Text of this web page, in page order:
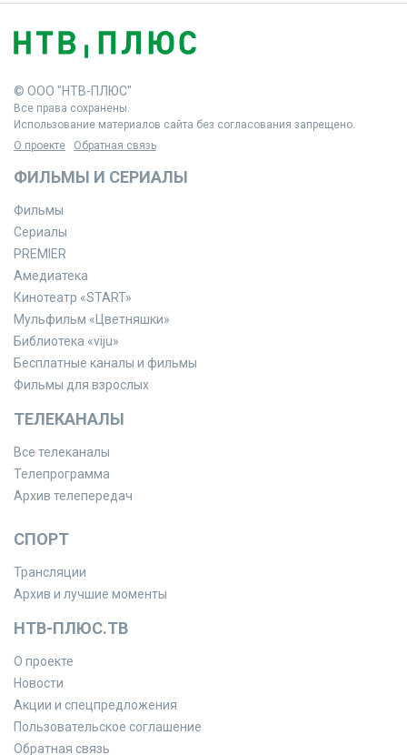
© ООО "НТВ-ПЛЮС"
Все права сохранены.
Использование материалов сайта без согласования запрещено.
О проекте
Обратная связь
ФИЛЬМЫ И СЕРИАЛЫ
Фильмы
Сериалы
PREMIER
Амедиатека
Кинотеатр «START»
Мульфильм «Цветняшки»
Библиотека «viju»
Бесплатные каналы и фильмы
Фильмы для взрослых
ТЕЛЕКАНАЛЫ
Все телеканалы
Телепрограмма
Архив телепередач
СПОРТ
Трансляции
Архив и лучшие моменты
НТВ-ПЛЮС.ТВ
О проекте
Новости
Акции и спецпредложения
Пользовательское соглашение
Обратная связь